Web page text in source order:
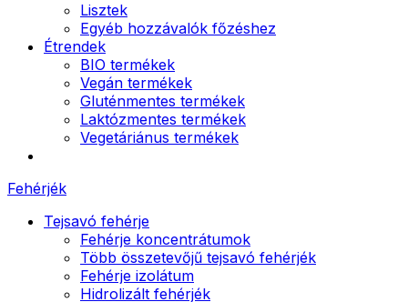
Lisztek
Egyéb hozzávalók főzéshez
Étrendek
BIO termékek
Vegán termékek
Gluténmentes termékek
Laktózmentes termékek
Vegetáriánus termékek
Fehérjék
Tejsavó fehérje
Fehérje koncentrátumok
Több összetevőjű tejsavó fehérjék
Fehérje izolátum
Hidrolizált fehérjék